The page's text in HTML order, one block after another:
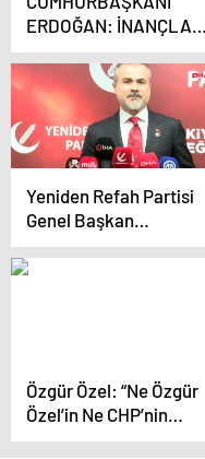
ERDOĞAN: İNANÇLAR
VE SEMBOLLER
ÜZERİNDEN PİS BİR
OYUN
OYNANMAKTADIR-1
Yeniden Refah Partisi
Genel Başkan
Yardımcısı Suat Kılıç:
‘Önceliğimiz kendi
Özgür Özel: “Ne Özgür
Özel’in Ne CHP’nin
Geriye Atacak Bir Tek